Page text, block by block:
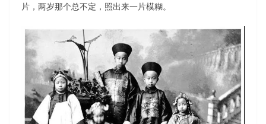
片，两岁那个总不定，照出来一片模糊。